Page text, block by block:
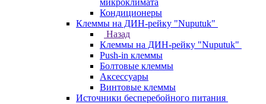
микроклимата
Кондиционеры
Клеммы на ДИН-рейку "Nuputuk"
Назад
Клеммы на ДИН-рейку "Nuputuk"
Push-in клеммы
Болтовые клеммы
Аксессуары
Винтовые клеммы
Источники бесперебойного питания